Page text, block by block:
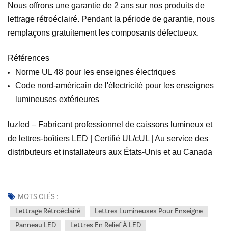
Nous offrons une garantie de 2 ans sur nos produits de
lettrage rétroéclairé. Pendant la période de garantie, nous
remplaçons gratuitement les composants défectueux.
Références
Norme UL 48 pour les enseignes électriques
Code nord-américain de l'électricité pour les enseignes
lumineuses extérieures
luzled – Fabricant professionnel de caissons lumineux et
de lettres-boîtiers LED | Certifié UL/cUL | Au service des
distributeurs et installateurs aux États-Unis et au Canada
MOTS CLÉS :
Lettrage Rétroéclairé
Lettres Lumineuses Pour Enseigne
Panneau LED
Lettres En Relief À LED